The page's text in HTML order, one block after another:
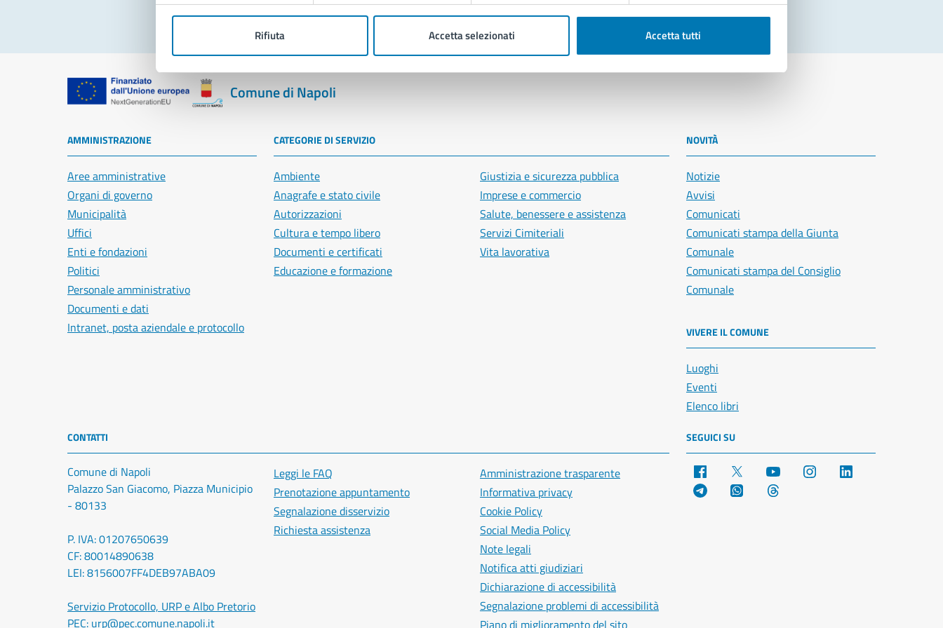
Rifiuta Accetta selezionati Accetta tutti
Comune di Napoli
AMMINISTRAZIONE
Aree amministrative
Organi di governo
Municipalità
Uffici
Enti e fondazioni
Politici
Personale amministrativo
Documenti e dati
Intranet, posta aziendale e protocollo
CATEGORIE DI SERVIZIO
Ambiente
Anagrafe e stato civile
Autorizzazioni
Cultura e tempo libero
Documenti e certificati
Educazione e formazione
Giustizia e sicurezza pubblica
Imprese e commercio
Salute, benessere e assistenza
Servizi Cimiteriali
Vita lavorativa
NOVITÀ
Notizie
Avvisi
Comunicati
Comunicati stampa della Giunta
Comunale
Comunicati stampa del Consiglio
Comunale
VIVERE IL COMUNE
Luoghi
Eventi
Elenco libri
CONTATTI
Comune di Napoli
Palazzo San Giacomo, Piazza Municipio
- 80133
P. IVA: 01207650639
CF: 80014890638
LEI: 8156007FF4DEB97ABA09
Servizio Protocollo, URP e Albo Pretorio
PEC: urp@pec.comune.napoli.it
Leggi le FAQ
Prenotazione appuntamento
Segnalazione disservizio
Richiesta assistenza
Amministrazione trasparente
Informativa privacy
Cookie Policy
Social Media Policy
Note legali
Notifica atti giudiziari
Dichiarazione di accessibilità
Segnalazione problemi di accessibilità
SEGUICI SU
Facebook YouTube Instagram
Telegram WhatsApp